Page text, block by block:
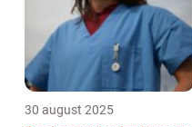
30 august 2025